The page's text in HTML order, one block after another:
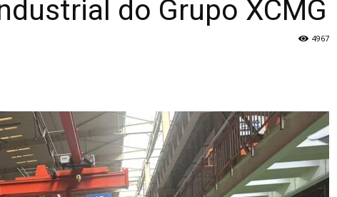
do Grupo XCMG
4967